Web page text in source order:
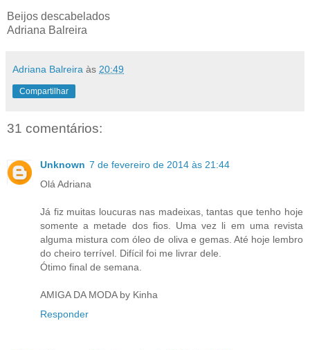
Beijos descabelados
Adriana Balreira
Adriana Balreira às 20:49
Compartilhar
31 comentários:
Unknown 7 de fevereiro de 2014 às 21:44
Olá Adriana
Já fiz muitas loucuras nas madeixas, tantas que tenho hoje
somente a metade dos fios. Uma vez li em uma revista
alguma mistura com óleo de oliva e gemas. Até hoje lembro
do cheiro terrível. Difícil foi me livrar dele.
Ótimo final de semana.
AMIGA DA MODA by Kinha
Responder